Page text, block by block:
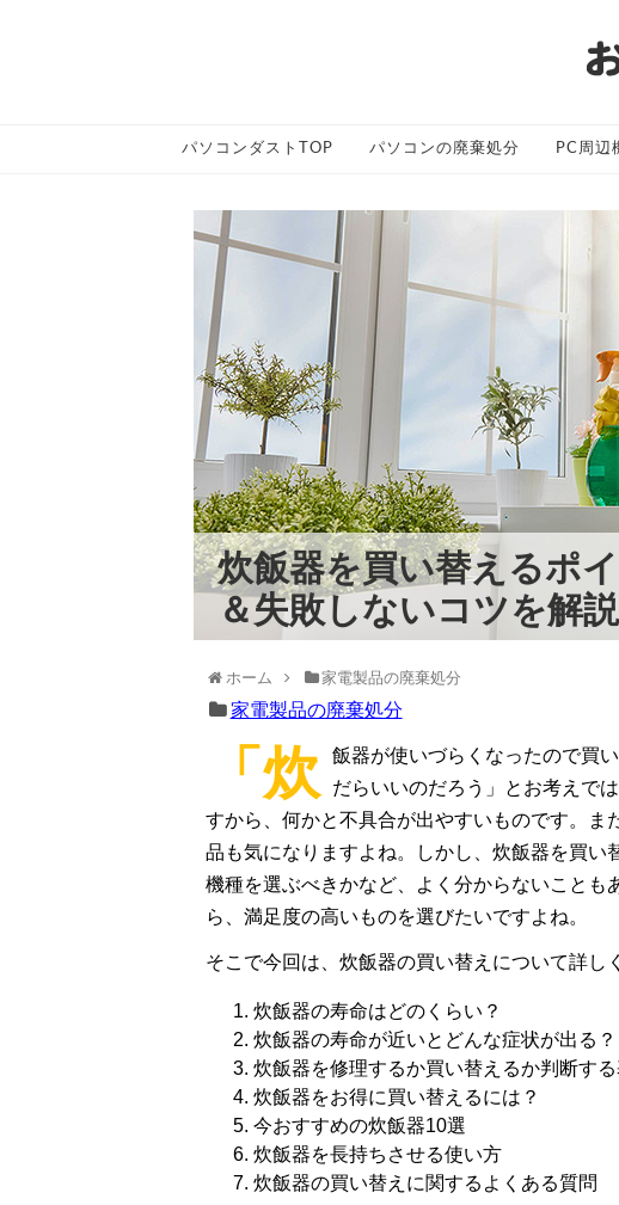
パソコンダストTOP パソコンの廃棄処分 PC周辺
炊飯器を買い替えるポ
＆失敗しないコツを解説
ホーム 家電製品の廃棄処分
家電製品の廃棄処分
「炊
飯器が使いづらくなったので買
だらいいのだろう」とお考えで
すから、何かと不具合が出やすいものです。ま
品も気になりますよね。しかし、炊飯器を買い
機種を選ぶべきかなど、よく分からないことも
ら、満足度の高いものを選びたいですよね。
そこで今回は、炊飯器の買い替えについて詳し
炊飯器の寿命はどのくらい？
炊飯器の寿命が近いとどんな症状が出る？
炊飯器を修理するか買い替えるか判断す
炊飯器をお得に買い替えるには？
今おすすめの炊飯器10選
炊飯器を長持ちさせる使い方
炊飯器の買い替えに関するよくある質問